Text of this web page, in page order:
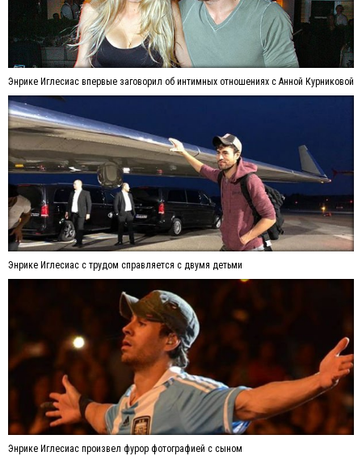
Энрике Иглесиас впервые заговорил об интимных отношениях с Анной Курниковой
Энрике Иглесиас с трудом справляется с двумя детьми
Энрике Иглесиас произвел фурор фотографией с сыном